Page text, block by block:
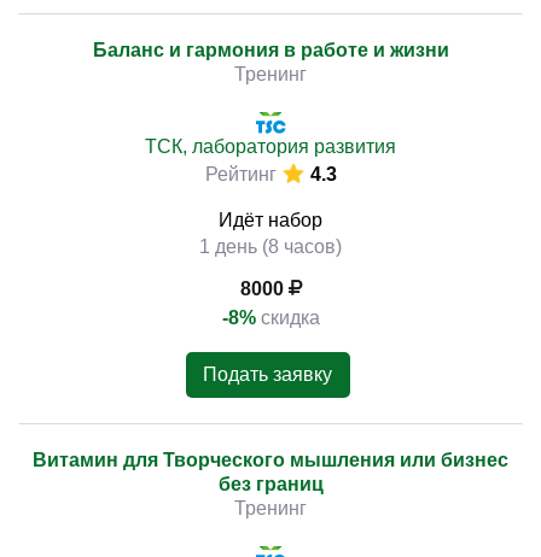
Баланс и гармония в работе и жизни
Тренинг
ТСК, лаборатория развития
Рейтинг
4.3
Идёт набор
1 день (8 часов)
8000
-8% скидка
Подать заявку
Витамин для Творческого мышления или бизнес
без границ
Тренинг